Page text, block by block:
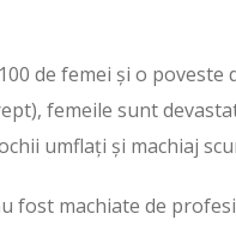
de femei și o
femeile sunt
umflați și machiaj
fost machiate de